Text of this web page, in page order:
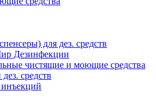
для дез. средств
Дезинфекции
чистящие и моющие средства
средств